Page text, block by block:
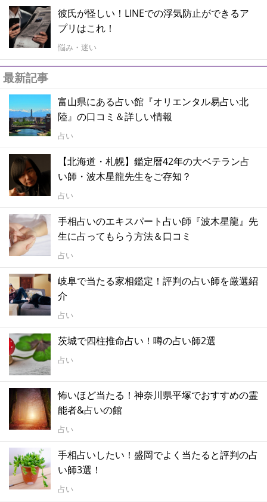
彼氏が怪しい！LINEでの浮気防止ができるア
プリはこれ！
悩み・迷い
最新記事
富山県にある占い館『オリエンタル易占い北
陸』の口コミ＆詳しい情報
占い
【北海道・札幌】鑑定暦42年の大ベテラン占
い師・波木星龍先生をご存知？
占い
手相占いのエキスパート占い師『波木星龍』先
生に占ってもらう方法＆口コミ
占い
岐阜で当たる家相鑑定！評判の占い師を厳選紹
介
占い
茨城で四柱推命占い！噂の占い師2選
占い
怖いほど当たる！神奈川県平塚でおすすめの霊
能者&占いの館
占い
手相占いしたい！盛岡でよく当たると評判の占
い師3選！
占い